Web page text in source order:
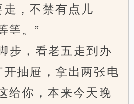
，不禁有点儿
等。”
，看老五走到办
抽屉，拿出两张电
给你，本来今天晚